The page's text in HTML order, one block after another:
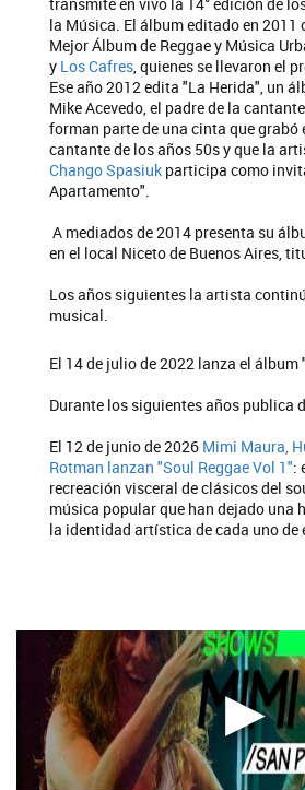
la Música. El álbum editado en 2011
Mejor Álbum de Reggae y Música
y Los Cafres, quienes se llevaron el
Ese año 2012 edita "La Herida", un
Mike Acevedo, el padre de la
forman parte de una cinta que grabó
cantante de los años 50s y que la
Chango Spasiuk participa como
Apartamento".
A mediados de 2014 presenta su
en el local Niceto de Buenos Aires,
Los años siguientes la artista
musical.
El 14 de julio de 2022 lanza el álbum "
Durante los siguientes años publica
El 12 de junio de 2026 Mimi Maura,
Rotman lanzan "Soul Reggae Vol 1":
recreación visceral de clásicos del
música popular que han dejado una
la identidad artística de cada uno de